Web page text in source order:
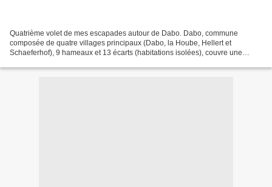
Quatrième volet de mes escapades autour de Dabo. Dabo, commune
composée de quatre villages principaux (Dabo, la Hoube, Hellert et
Schaeferhof), 9 hameaux et 13 écarts (habitations isolées), couvre une